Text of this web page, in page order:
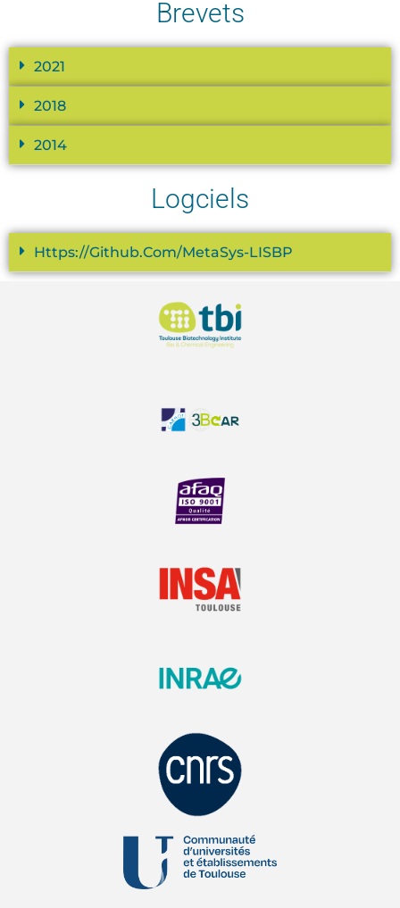
Brevets
2021
2018
2014
Logciels
Https://github.com/MetaSys-LISBP